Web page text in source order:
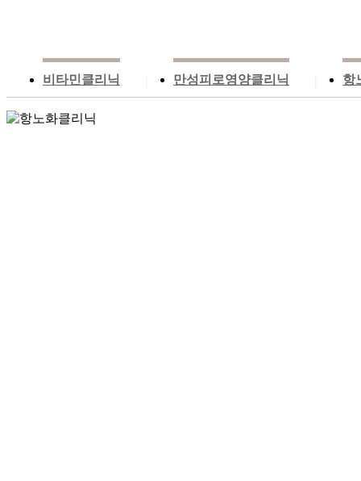
비타민클리닉 만성피로영양클리닉 항